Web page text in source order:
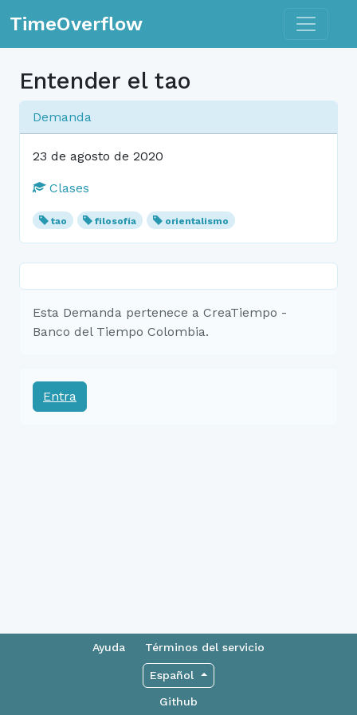
TimeOverflow Toggle
Entender el tao
Demanda
23 de agosto de 2020
Clases
tao filosofía orientalismo
Esta Demanda pertenece a CreaTiempo -
Banco del Tiempo Colombia.
Entra
Ayuda Términos del servicio
Español
Github